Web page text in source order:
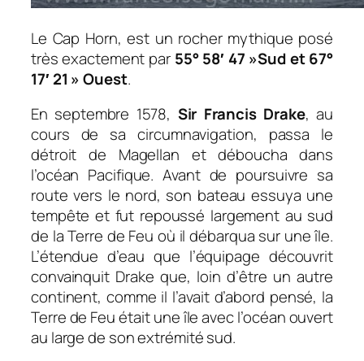
Le Cap Horn, est un rocher mythique posé
très exactement par 55° 58′ 47 »Sud et 67°
17′ 21 » Ouest.
En septembre 1578, Sir Francis Drake, au
cours de sa circumnavigation, passa le
détroit de Magellan et déboucha dans
l’océan Pacifique. Avant de poursuivre sa
route vers le nord, son bateau essuya une
tempête et fut repoussé largement au sud
de la Terre de Feu où il débarqua sur une île.
L’étendue d’eau que l’équipage découvrit
convainquit Drake que, loin d’être un autre
continent, comme il l’avait d’abord pensé, la
Terre de Feu était une île avec l’océan ouvert
au large de son extrémité sud.